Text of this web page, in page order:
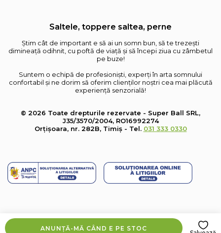
ANUNȚĂ-MĂ CÂND E PE STOC
Saltele, toppere saltea, perne
Știm cât de important e să ai un somn bun, să te trezești
dimineață odihnit, cu poftă de viață și să începi ziua cu zâmbetul
pe buze!
Suntem o echipă de profesioniști, experți în arta somnului
confortabil și ne dorim să oferim clienților noștri cea mai plăcută
experiență senzorială!
© 2026 Toate drepturile rezervate - Super Ball SRL,
J35/3570/2004, RO16992274
Orțișoara, nr. 282B, Timiș - Tel. 031 333 0330